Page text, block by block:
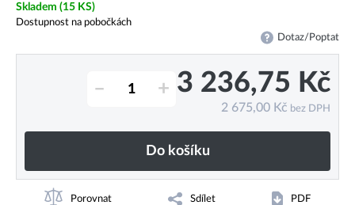
Skladem (15 KS)
Dostupnost na pobočkách
Dotaz/Poptat
– + 3 236,75 Kč
2 675,00 Kč bez DPH
Do košíku
Porovnat Sdílet PDF